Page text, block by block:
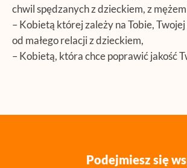
chwil spędzanych z dzieckiem, z
– Kobietą której zależy na Tobie,
od małego relacji z dzieckiem,
– Kobietą, która chce poprawić jakość
Podejmiesz się